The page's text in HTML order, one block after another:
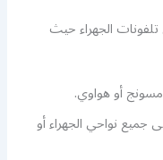
الجهراء حيث
أو هواوي.
توصيل 24 ساعة الى جميع نواحي الجهراء أو